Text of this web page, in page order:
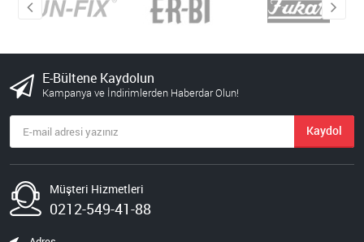
E-Bültene Kaydolun
Kampanya ve İndirimlerden Haberdar Olun!
Kaydol
Müşteri Hizmetleri
0212-549-41-88